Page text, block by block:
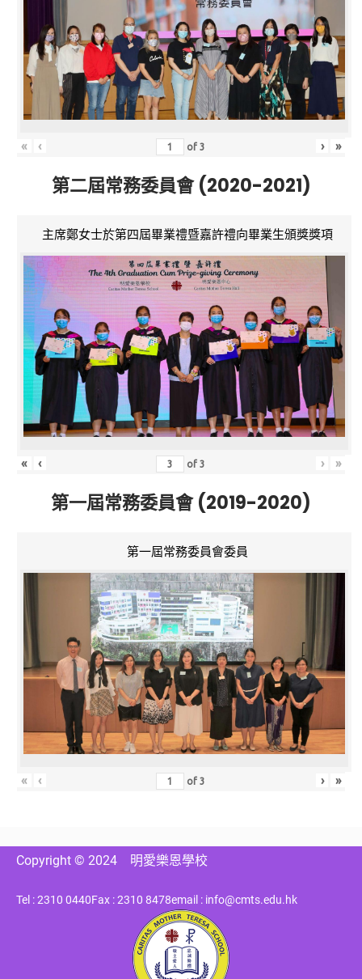
« ‹ of3 › »
第二屆常務委員會 (2020-2021)
主席鄭女士於第四屆畢業禮暨嘉許禮向畢業生頒獎獎項
« ‹ of3 › »
第一屆常務委員會 (2019-2020)
第一屆常務委員會委員
« ‹ of3 › »
Copyright © 2024 明愛樂恩學校
Tel : 2310 0440Fax : 2310 8478email : info@cmts.edu.hk